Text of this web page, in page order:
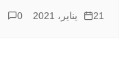
21 يناير، 2021 0